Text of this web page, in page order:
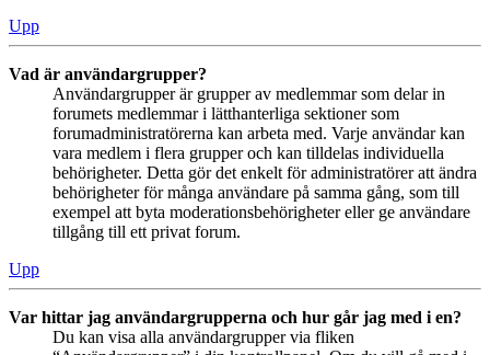
Upp
Vad är användargrupper?
Användargrupper är grupper av medlemmar som delar in
forumets medlemmar i lätthanterliga sektioner som
forumadministratörerna kan arbeta med. Varje användar kan
vara medlem i flera grupper och kan tilldelas individuella
behörigheter. Detta gör det enkelt för administratörer att ändra
behörigheter för många användare på samma gång, som till
exempel att byta moderationsbehörigheter eller ge användare
tillgång till ett privat forum.
Upp
Var hittar jag användargrupperna och hur går jag med i en?
Du kan visa alla användargrupper via fliken